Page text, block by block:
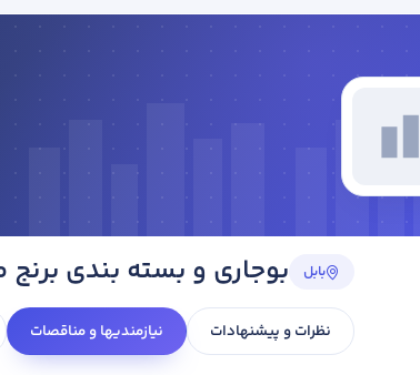
بابل بوجاری و بسته بندی
نظرات و پیشنهادات نیازمندیها و مناقصات